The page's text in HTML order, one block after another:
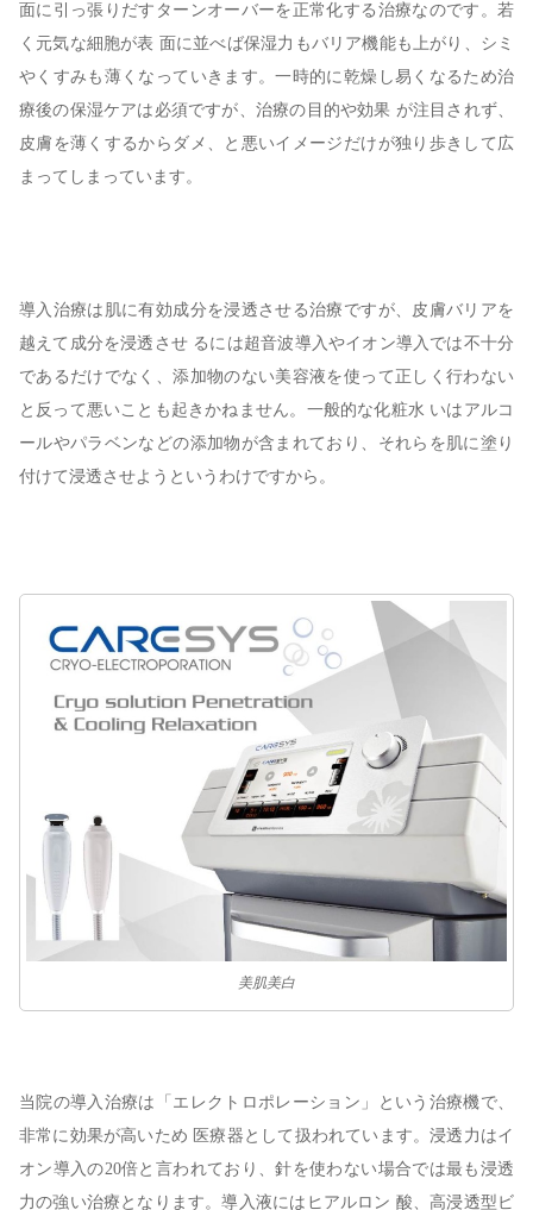
面に引っ張りだすターンオーバーを正常化する治療なのです。若
く元気な細胞が表 面に並べば保湿力もバリア機能も上がり、シミ
やくすみも薄くなっていきます。一時的に乾燥し易くなるため治
療後の保湿ケアは必須ですが、治療の目的や効果 が注目されず、
皮膚を薄くするからダメ、と悪いイメージだけが独り歩きして広
まってしまっています。
導入治療は肌に有効成分を浸透させる治療ですが、皮膚バリアを
越えて成分を浸透させ るには超音波導入やイオン導入では不十分
であるだけでなく、添加物のない美容液を使って正しく行わない
と反って悪いことも起きかねません。一般的な化粧水 いはアルコ
ールやパラベンなどの添加物が含まれており、それらを肌に塗り
付けて浸透させようというわけですから。
美肌美白
当院の導入治療は「エレクトロポレーション」という治療機で、
非常に効果が高いため 医療器として扱われています。浸透力はイ
オン導入の20倍と言われており、針を使わない場合では最も浸透
力の強い治療となります。導入液にはヒアルロン 酸、高浸透型ビ